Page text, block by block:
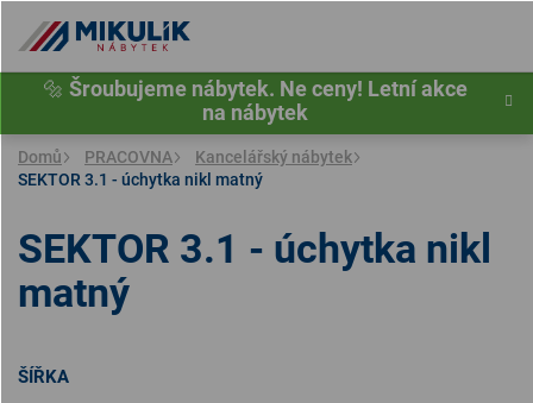
obsah
🔩 Šroubujeme nábytek. Ne ceny! Letní akce
na nábytek
Domů PRACOVNA
Kancelářský nábytek
SEKTOR 3.1 - úchytka nikl matný
ŠÍŘKA
SEKTOR 3.1 - úchytka nikl
matný